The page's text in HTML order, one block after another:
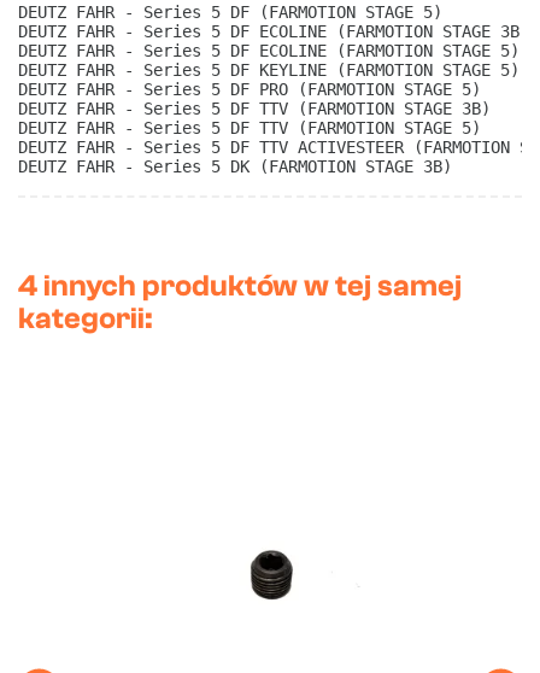
DEUTZ FAHR - Series 5 DF (FARMOTION STAGE 5)
DEUTZ FAHR - Series 5 DF ECOLINE (FARMOTION STAGE 3B)
DEUTZ FAHR - Series 5 DF ECOLINE (FARMOTION STAGE 5)
DEUTZ FAHR - Series 5 DF KEYLINE (FARMOTION STAGE 5)
DEUTZ FAHR - Series 5 DF PRO (FARMOTION STAGE 5)
DEUTZ FAHR - Series 5 DF TTV (FARMOTION STAGE 3B)
DEUTZ FAHR - Series 5 DF TTV (FARMOTION STAGE 5)
DEUTZ FAHR - Series 5 DF TTV ACTIVESTEER (FARMOTION
DEUTZ FAHR - Series 5 DK (FARMOTION STAGE 3B)
4 innych produktów w tej samej
kategorii: